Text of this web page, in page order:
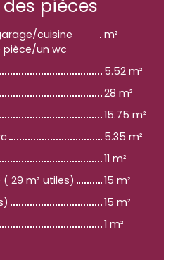
des pièces
cuisine
un wc
m²
5.52 m²
28 m²
15.75 m²
5.35 m²
11 m²
29 m² utiles)
15 m²
15 m²
1 m²